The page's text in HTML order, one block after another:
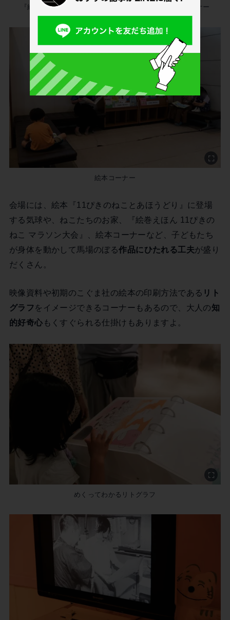
『絵巻えほん 11ぴきのねこ マラソン大会』とぬりえコーナー
絵本コーナー
会場には、絵本『11ぴきのねことあほうどり』に登場
する気球や、ねこたちのお家、『絵巻えほん 11ぴきの
ねこ マラソン大会』、絵本コーナーなど、子どもたち
が身体を動かして馬場のぼる作品にひたれる工夫が盛り
だくさん。
映像資料や初期のこぐま社の絵本の印刷方法である リト
グラフをイメージできるコーナーもあるので、大人の知
的好奇心 もくすぐられる仕掛けもありますよ。
めくってわかるリトグラフ